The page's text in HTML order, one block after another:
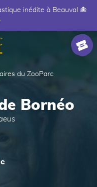
inédite à Beauval 🐙
du ZooParc
Bornéo